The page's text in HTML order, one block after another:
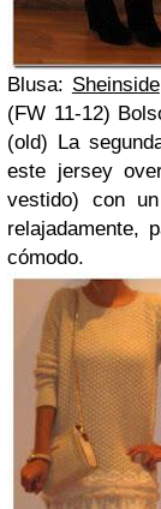
Blusa: Sheinside
(FW 11-12)
(old) La
este jersey
vestido) con
relajadamente,
cómodo.